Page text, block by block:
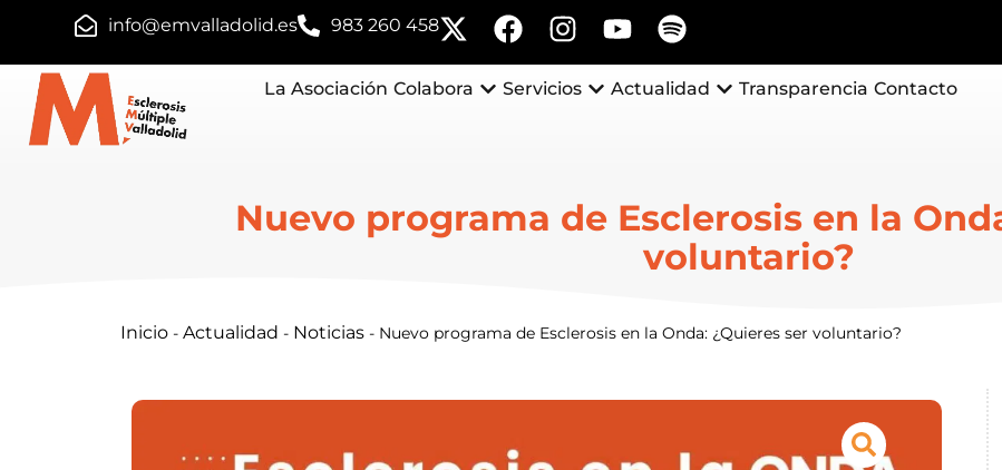
info@emvalladolid.es 983 260 458
La Asociación Colabora Servicios Actualidad Transparencia Contacto
Nuevo programa de Esclerosis en la
voluntario?
Inicio- Actualidad - Noticias- Nuevo programa de Esclerosis en la Onda: ¿Quieres ser voluntario?